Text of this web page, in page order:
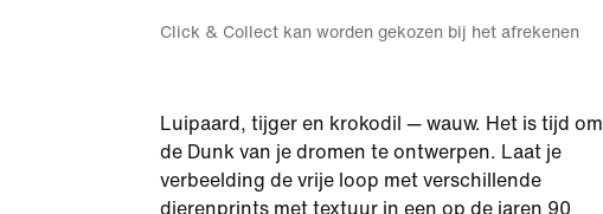
Click & Collect kan worden gekozen bij het afrekenen
Luipaard, tijger en krokodil — wauw. Het is tijd om
de Dunk van je dromen te ontwerpen. Laat je
verbeelding de vrije loop met verschillende
dierenprints met textuur in een op de jaren 90